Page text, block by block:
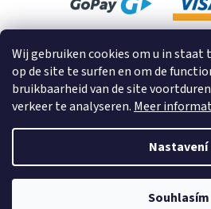
Wij gebruiken cookies om u in
op de site te surfen en om de
bruikbaarheid van de site
verkeer te analyseren. Meer
Nastavení
Souhlasím
Informatie over
© 2023 GRUND
Vytvořil